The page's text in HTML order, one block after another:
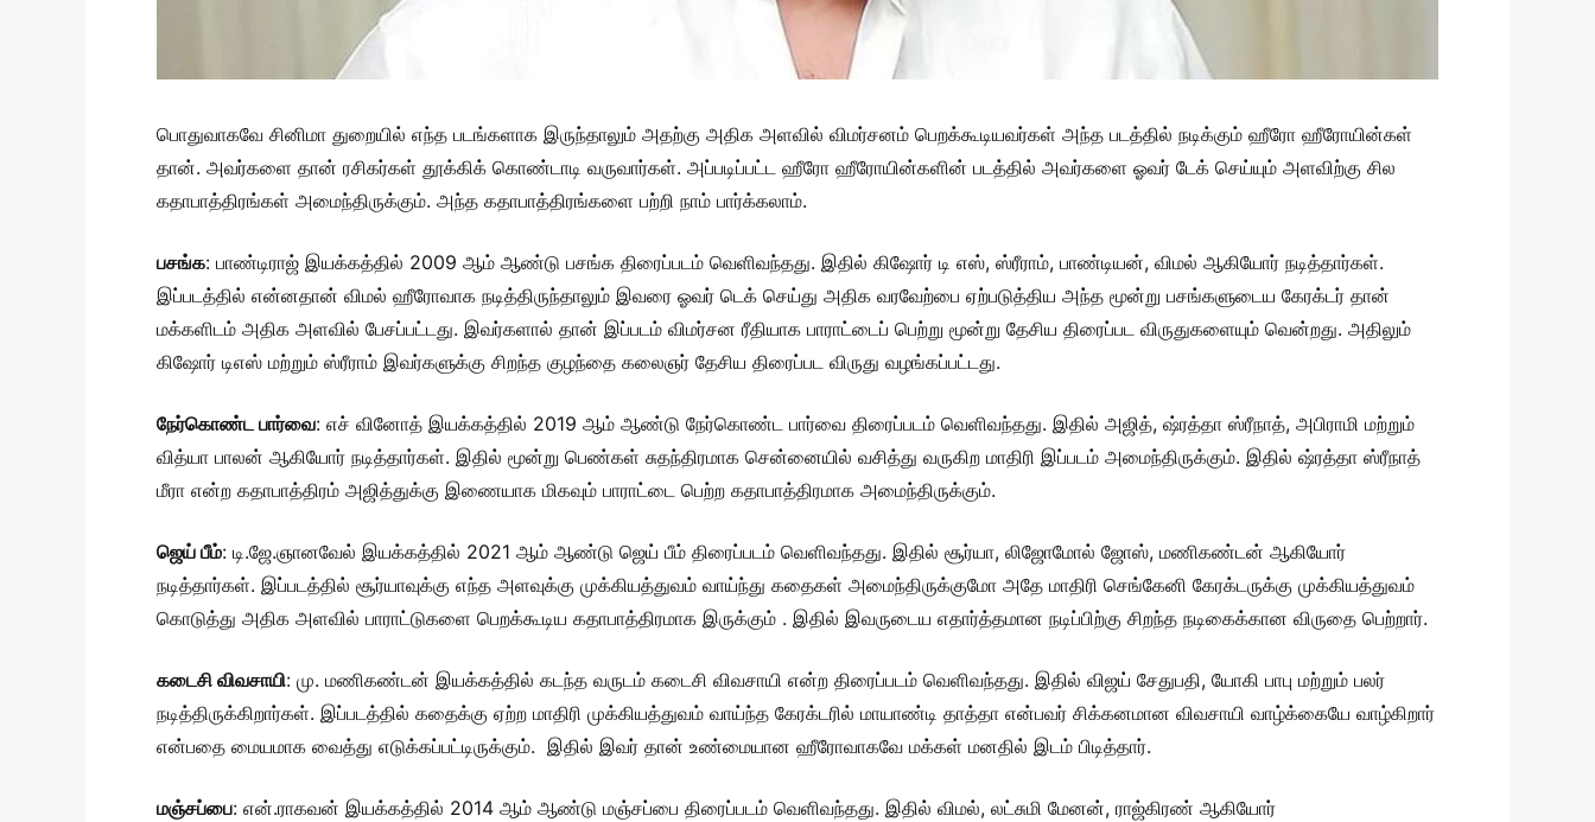
பொதுவாகவே சினிமா துறையில் எந்த படங்களாக இருந்தாலும் அதற்கு அதிக அளவில் விமர்சனம் பெறக்கூடியவர்கள் அந்த படத்தில் நடிக்கும் ஹீரோ ஹீரோயின்கள்
தான். அவர்களை தான் ரசிகர்கள் தூக்கிக் கொண்டாடி வருவார்கள். அப்படிப்பட்ட ஹீரோ ஹீரோயின்களின் படத்தில் அவர்களை ஓவர் டேக் செய்யும் அளவிற்கு சில
கதாபாத்திரங்கள் அமைந்திருக்கும். அந்த கதாபாத்திரங்களை பற்றி நாம் பார்க்கலாம்.
பசங்க: பாண்டிராஜ் இயக்கத்தில் 2009 ஆம் ஆண்டு பசங்க திரைப்படம் வெளிவந்தது. இதில் கிஷோர் டி எஸ், ஸ்ரீராம், பாண்டியன், விமல் ஆகியோர் நடித்தார்கள்.
இப்படத்தில் என்னதான் விமல் ஹீரோவாக நடித்திருந்தாலும் இவரை ஓவர் டெக் செய்து அதிக வரவேற்பை ஏற்படுத்திய அந்த மூன்று பசங்களுடைய கேரக்டர் தான்
மக்களிடம் அதிக அளவில் பேசப்பட்டது. இவர்களால் தான் இப்படம் விமர்சன ரீதியாக பாராட்டைப் பெற்று மூன்று தேசிய திரைப்பட விருதுகளையும் வென்றது. அதிலும்
கிஷோர் டிஎஸ் மற்றும் ஸ்ரீராம் இவர்களுக்கு சிறந்த குழந்தை கலைஞர் தேசிய திரைப்பட விருது வழங்கப்பட்டது.
நேர்கொண்ட பார்வை: எச் வினோத் இயக்கத்தில் 2019 ஆம் ஆண்டு நேர்கொண்ட பார்வை திரைப்படம் வெளிவந்தது. இதில் அஜித், ஷ்ரத்தா ஸ்ரீநாத், அபிராமி மற்றும்
வித்யா பாலன் ஆகியோர் நடித்தார்கள். இதில் மூன்று பெண்கள் சுதந்திரமாக சென்னையில் வசித்து வருகிற மாதிரி இப்படம் அமைந்திருக்கும். இதில் ஷ்ரத்தா ஸ்ரீநாத்
மீரா என்ற கதாபாத்திரம் அஜித்துக்கு இணையாக மிகவும் பாராட்டை பெற்ற கதாபாத்திரமாக அமைந்திருக்கும்.
ஜெய் பீம்: டி.ஜே.ஞானவேல் இயக்கத்தில் 2021 ஆம் ஆண்டு ஜெய் பீம் திரைப்படம் வெளிவந்தது. இதில் சூர்யா, லிஜோமோல் ஜோஸ், மணிகண்டன் ஆகியோர்
நடித்தார்கள். இப்படத்தில் சூர்யாவுக்கு எந்த அளவுக்கு முக்கியத்துவம் வாய்ந்து கதைகள் அமைந்திருக்குமோ அதே மாதிரி செங்கேனி கேரக்டருக்கு முக்கியத்துவம்
கொடுத்து அதிக அளவில் பாராட்டுகளை பெறக்கூடிய கதாபாத்திரமாக இருக்கும் . இதில் இவருடைய எதார்த்தமான நடிப்பிற்கு சிறந்த நடிகைக்கான விருதை பெற்றார்.
கடைசி விவசாயி: மு. மணிகண்டன் இயக்கத்தில் கடந்த வருடம் கடைசி விவசாயி என்ற திரைப்படம் வெளிவந்தது. இதில் விஜய் சேதுபதி, யோகி பாபு மற்றும் பலர்
நடித்திருக்கிறார்கள். இப்படத்தில் கதைக்கு ஏற்ற மாதிரி முக்கியத்துவம் வாய்ந்த கேரக்டரில் மாயாண்டி தாத்தா என்பவர் சிக்கனமான விவசாயி வாழ்க்கையே வாழ்கிறார்
என்பதை மையமாக வைத்து எடுக்கப்பட்டிருக்கும். இதில் இவர் தான் உண்மையான ஹீரோவாகவே மக்கள் மனதில் இடம் பிடித்தார்.
மஞ்சப்பை: என்.ராகவன் இயக்கத்தில் 2014 ஆம் ஆண்டு மஞ்சப்பை திரைப்படம் வெளிவந்தது. இதில் விமல், லட்சுமி மேனன், ராஜ்கிரண் ஆகியோர்